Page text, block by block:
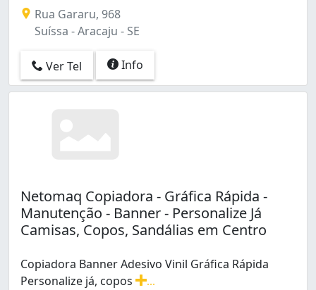
Rua Gararu, 968
Suíssa - Aracaju - SE
Ver Tel Info
Netomaq Copiadora - Gráfica Rápida -
Manutenção - Banner - Personalize Já
Camisas, Copos, Sandálias em Centro
Copiadora Banner Adesivo Vinil Gráfica Rápida
Personalize já, copos